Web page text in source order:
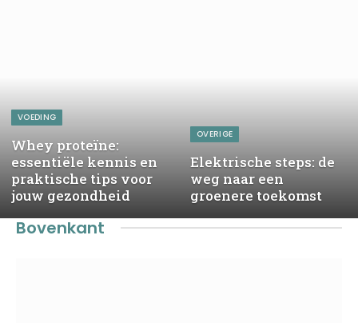
VOEDING
Whey proteïne:
essentiële kennis en
praktische tips voor
jouw gezondheid
OVERIGE
Elektrische steps: de
weg naar een
groenere toekomst
Bovenkant